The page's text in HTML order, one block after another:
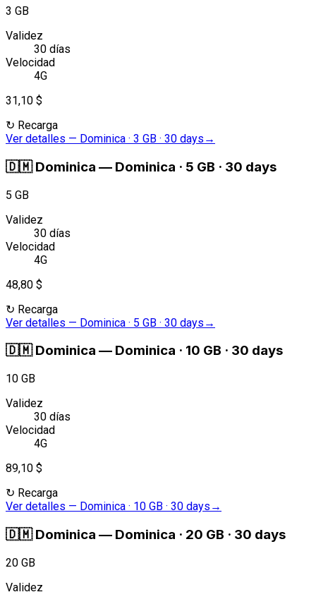
3 GB
Validez
30 días
Velocidad
4G
31,10 $
↻ Recarga
Ver detalles — Dominica · 3 GB · 30 days →
🇩🇲 Dominica — Dominica · 5 GB · 30 days
5 GB
Validez
30 días
Velocidad
4G
48,80 $
↻ Recarga
Ver detalles — Dominica · 5 GB · 30 days →
🇩🇲 Dominica — Dominica · 10 GB · 30 days
10 GB
Validez
30 días
Velocidad
4G
89,10 $
↻ Recarga
Ver detalles — Dominica · 10 GB · 30 days →
🇩🇲 Dominica — Dominica · 20 GB · 30 days
20 GB
Validez